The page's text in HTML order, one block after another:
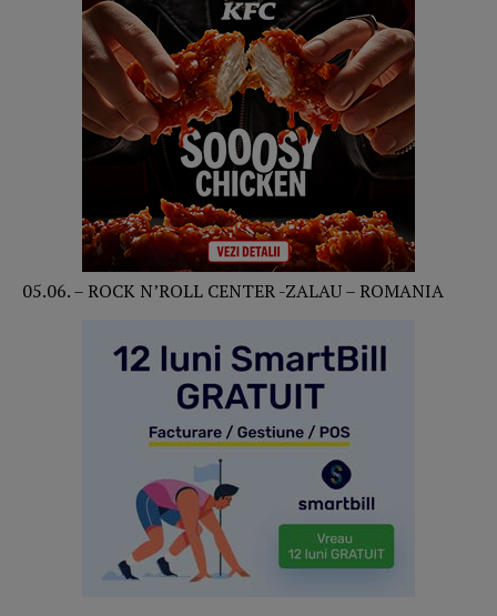
05.06. – ROCK N’ROLL CENTER -ZALAU – ROMANIA